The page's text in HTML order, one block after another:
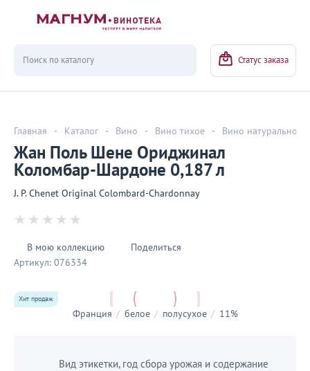
Статус заказа
Главная - Каталог - Вино - Вино тихое - Вино натуральное
Жан Поль Шене Ориджинал
Коломбар-Шардоне 0,187 л
J. P. Chenet Original Colombard-Chardonnay
В мою коллекцию
Поделиться
Артикул: 076334
Хит продаж
Франция / белое / полусухое / 11%
Вид этикетки, год сбора урожая и содержание